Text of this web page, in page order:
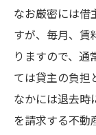
なお厳密には借
すが、毎月、賃
りますので、通
ては貸主の負担
なかには退去時
を請求する不動